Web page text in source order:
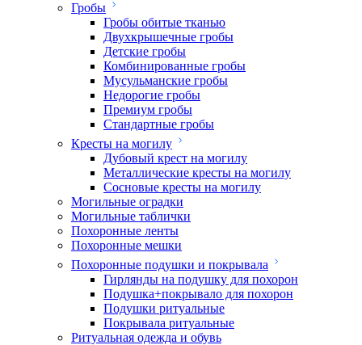
Гробы
Гробы обитые тканью
Двухкрышечные гробы
Детские гробы
Комбинированные гробы
Мусульманские гробы
Недорогие гробы
Премиум гробы
Стандартные гробы
Кресты на могилу
Дубовый крест на могилу
Металлические кресты на могилу
Сосновые кресты на могилу
Могильные оградки
Могильные таблички
Похоронные ленты
Похоронные мешки
Похоронные подушки и покрывала
Гирлянды на подушку для похорон
Подушка+покрывало для похорон
Подушки ритуальные
Покрывала ритуальные
Ритуальная одежда и обувь